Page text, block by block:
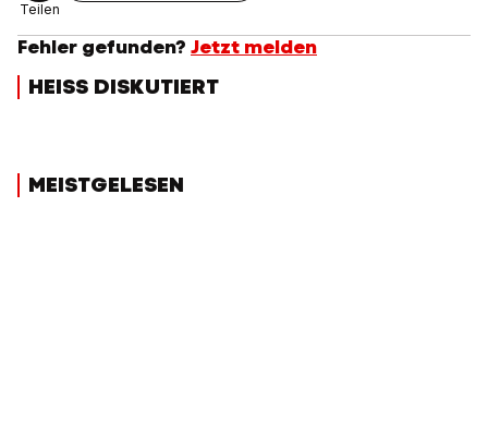
Teilen
Fehler gefunden? Jetzt melden
HEISS DISKUTIERT
MEISTGELESEN